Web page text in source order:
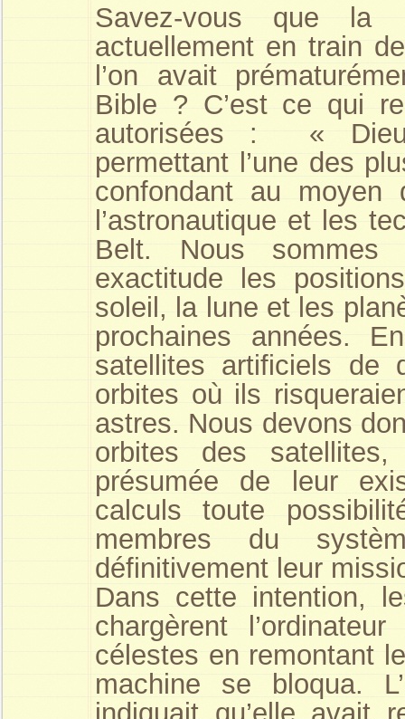
Savez-vous que la
actuellement en train
l’on avait
Bible ? C’est ce qui
autorisées : «
permettant l’une des
confondant au
l’astronautique et les
Belt. Nous sommes
exactitude les
soleil, la lune et les
prochaines années.
satellites artificiels de
orbites où ils
astres. Nous devons
orbites des
présumée de leur
calculs toute
membres du
définitivement leur
Dans cette intention,
chargèrent
célestes en remontant
machine se bloqua.